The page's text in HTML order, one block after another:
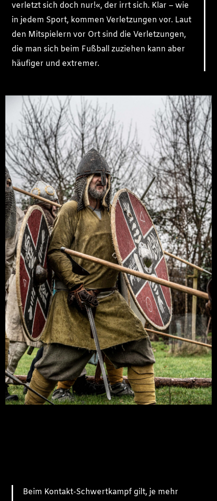
verletzt sich doch nur!«, der irrt sich. Klar – wie
in jedem Sport, kommen Verletzungen vor. Laut
den Mitspielern vor Ort sind die Verletzungen,
die man sich beim Fußball zuziehen kann aber
häufiger und extremer.
Beim Kontakt-Schwertkampf gilt, je mehr